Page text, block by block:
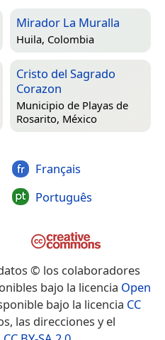
Mirador La Muralla
Huila, Colombia
Cristo del Sagrado
Corazon
Municipio de Playas de
Rosarito, México
Français
Português
© los colaboradores
bajo la licencia Open
bajo la licencia CC
las direcciones y el